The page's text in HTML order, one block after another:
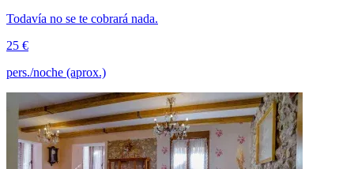
Todavía no se te cobrará nada.
25 €
pers./noche (aprox.)